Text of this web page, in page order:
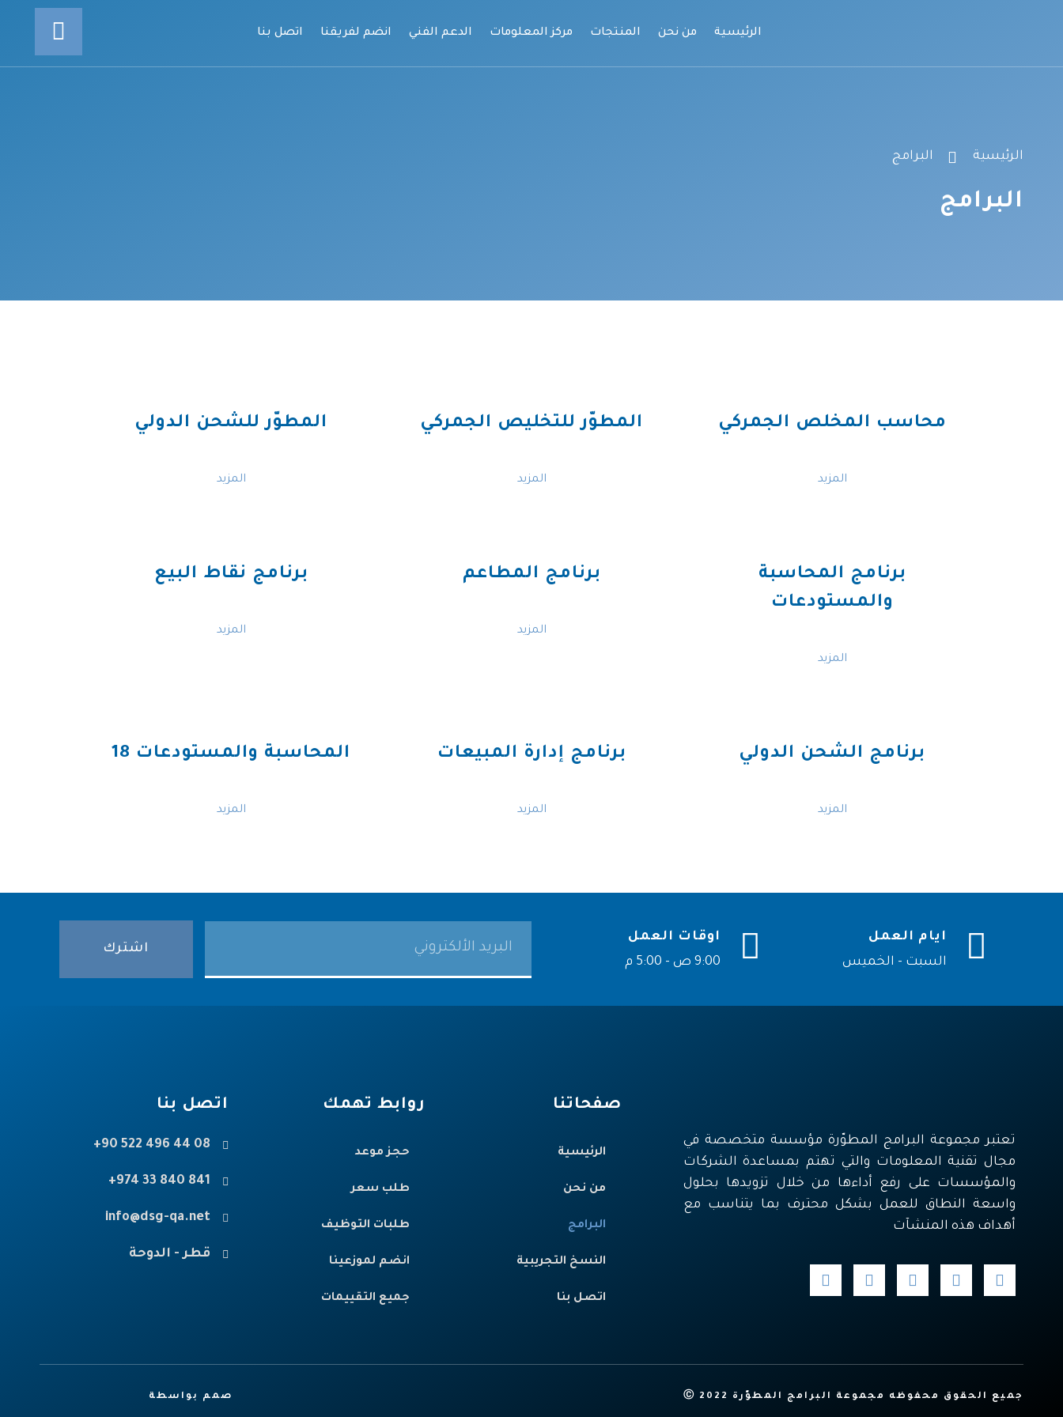
الرئيسية من نحن المنتجات مركز المعلومات الدعم الفني انضم لفريقنا اتصل بنا
الرئيسية البرامج
البرامج
محاسب المخلص الجمركي
المزيد
المطوّر للتخليص الجمركي
المزيد
المطوّر للشحن الدولي
المزيد
برنامج المحاسبة
والمستودعات
المزيد
برنامج المطاعم
المزيد
برنامج نقاط البيع
المزيد
برنامج الشحن الدولي
المزيد
برنامج إدارة المبيعات
المزيد
المحاسبة والمستودعات 18
المزيد
ايام العمل
السبت - الخميس
اوقات العمل
9:00 ص - 5:00 م
اشترك
تعتبر مجموعة البرامج المطوّرة مؤسسة متخصصة في
مجال تقنية المعلومات والتي تهتم بمساعدة الشركات
والمؤسسات على رفع أداءها من خلال تزويدها بحلول
واسعة النطاق للعمل بشكل محترف بما يتناسب مع
أهداف هذه المنشآت
صفحاتنا
الرئيسية
من نحن
البرامج
النسخ التجريبية
اتصل بنا
روابط تهمك
حجز موعد
طلب سعر
طلبات التوظيف
انضم لموزعينا
جميع التقييمات
اتصل بنا
08 44 496 522 90+
841 840 33 974+
info@dsg-qa.net
قطر - الدوحة
جميع الحقوق محفوظه مجموعة البرامج المطوّرة Ⓒ 2022 صمم بواسطة